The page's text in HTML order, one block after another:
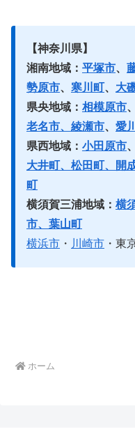
【神奈川県】
湘南地域： 平塚市、
勢原市、 寒川町 、 大
県央地域： 相模原市、
老名市、綾瀬市、 愛
県西地域： 小田原市、
大井町、松田町、開成
町
横須賀三浦地域： 横
市、葉山町
横浜市 ・ 川崎市 ・東
ホーム